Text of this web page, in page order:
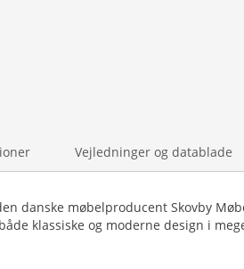
Vejledninger og datablade
danske møbelproducent Skovby
klassiske og moderne design i